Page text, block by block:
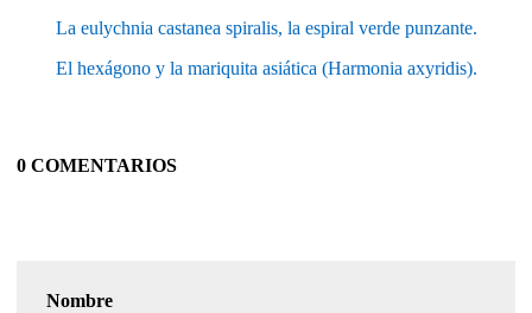
La eulychnia castanea spiralis, la espiral verde punzante.
El hexágono y la mariquita asiática (Harmonia axyridis).
0 COMENTARIOS
Nombre